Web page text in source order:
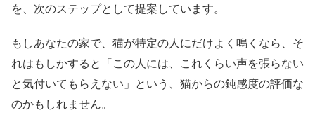
を、次のステップとして提案しています。
もしあなたの家で、猫が特定の人にだけよく鳴くなら、そ
れはもしかすると「この人には、これくらい声を張らない
と気付いてもらえない」という、猫からの鈍感度の評価な
のかもしれません。